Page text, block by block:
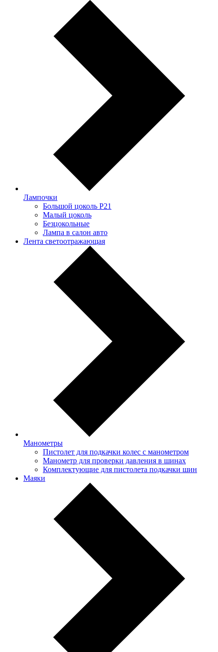
Лампочки
Большой цоколь P21
Малый цоколь
Безцокольные
Лампа в салон авто
Лента светоотражающая
Манометры
Пистолет для подкачки колес с манометром
Манометр для проверки давления в шинах
Комплектующие для пистолета подкачки шин
Маяки